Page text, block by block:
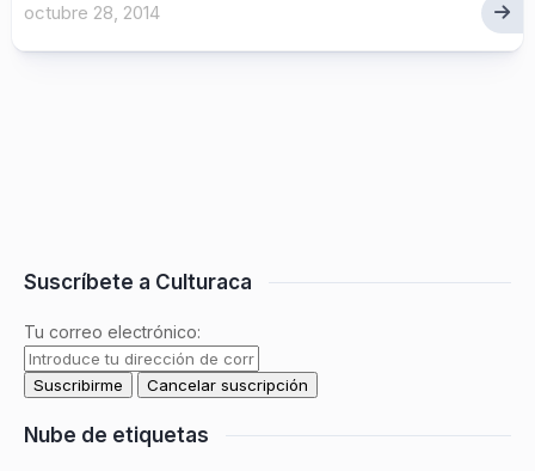
octubre 28, 2014
Suscríbete a Culturaca
Tu correo electrónico:
Nube de etiquetas